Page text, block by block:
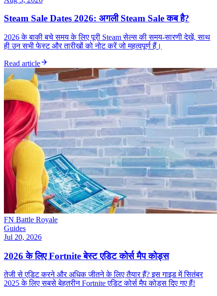
Steam Sale Dates 2026: अगली Steam Sale कब है?
2026 के बाकी बचे समय के लिए पूरी Steam सेल्स की समय-सारणी देखें, साथ
ही उन सभी फेस्ट और तारीखों को नोट करें जो महत्वपूर्ण हैं।
Read article
FN Battle Royale
Guides
Jul 20, 2026
2026 के लिए Fortnite बेस्ट एडिट कोर्स मैप कोड्स
तेजी से एडिट करने और अधिक जीतने के लिए तैयार हैं? इस गाइड में सितंबर
2025 के लिए सबसे बेहतरीन Fortnite एडिट कोर्स मैप कोड्स दिए गए हैं!